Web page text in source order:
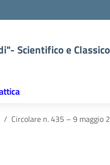
Scientifico e Classico
Circolare n. 435 – 9 maggio